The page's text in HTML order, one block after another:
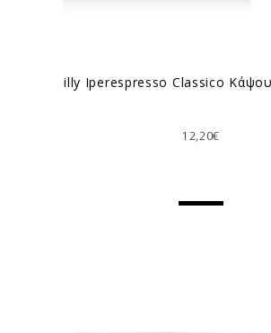
illy Ιperespresso Classico
12,20€